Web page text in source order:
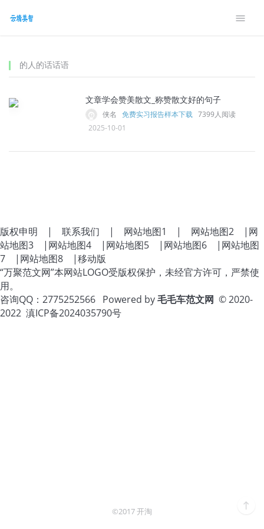
的人的话话语
文章学会赞美散文_称赞散文好的句子
侠名 免费实习报告样本下载 7399人阅读
2025-10-01
©2017 开淘
版权申明 | 联系我们 | 网站地图1 | 网站地图2 | 网
站地图3 | 网站地图4 | 网站地图5 | 网站地图6 | 网站地图
7 | 网站地图8 |移动版
“万聚范文网”本网站LOGO受版权保护，未经官方许可，严禁使
用。
咨询QQ：2775252566 Powered by毛毛车范文网 © 2020-
2022 滇ICP备2024035790号